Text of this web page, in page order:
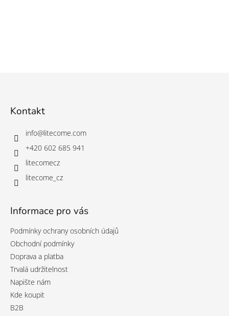
Kontakt
info@litecome.com
+420 602 685 941
litecomecz
litecome_cz
Informace pro vás
Podmínky ochrany osobních údajů
Obchodní podmínky
Doprava a platba
Trvalá udržitelnost
Napište nám
Kde koupit
B2B